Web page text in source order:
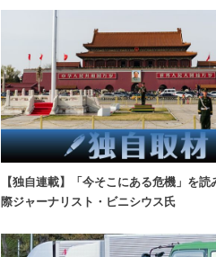
【独自連載】「今そこにある危機」を
際ジャーナリスト・ビニシウス氏